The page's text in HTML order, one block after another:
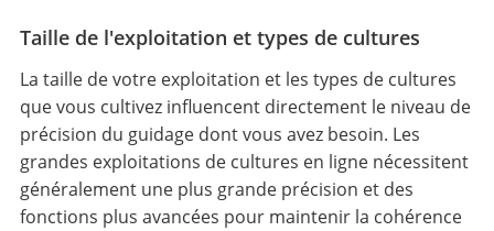
Taille de l'exploitation et types de cultures
La taille de votre exploitation et les types de cultures
que vous cultivez influencent directement le niveau de
précision du guidage dont vous avez besoin. Les
grandes exploitations de cultures en ligne nécessitent
généralement une plus grande précision et des
fonctions plus avancées pour maintenir la cohérence